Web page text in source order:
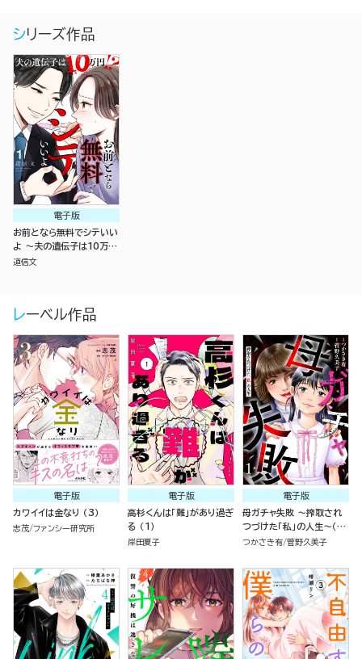
シリーズ作品
電子版
お前となら無料でシテいい
よ ～夫の遺伝子は10万
円!?～ （1）
道信文
レーベル作品
電子版
カワイイは金なり （3）
志茂 ファンシー研究所
電子版
高杉くんは「難」があり過ぎ
る （1）
岸田夏子
電子版
母ガチャ失敗 ～搾取され
つづけた「私」の人生～（分
冊版）
つかさき有 菅野久美子